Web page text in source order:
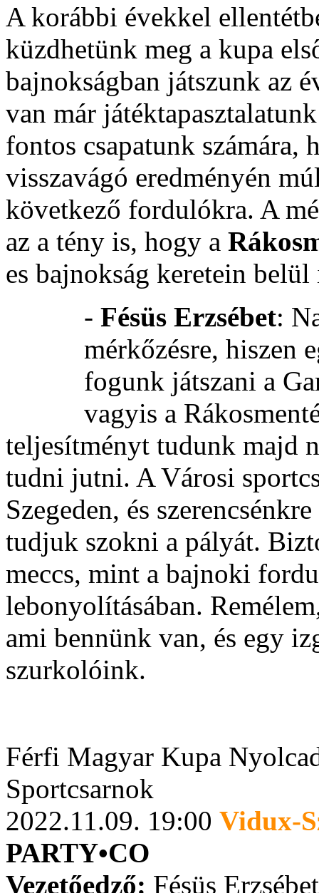
A korábbi évekkel
küzdhetünk meg a kupa
bajnokságban játszunk az
van már
fontos csapatunk számára,
visszavágó eredményén
következő fordulókra. A
az a tény is, hogy a
es bajnokság keretein
- Fésüs Erzsébet:
mérkőzésre, hiszen
fogunk játszani a
vagyis a
teljesítményt tudunk majd
tudni jutni. A Városi
Szegeden, és
tudjuk szokni a pályát.
meccs, mint a bajnoki
lebonyolításában.
ami bennünk van, és egy
szurkolóink.
Férfi Magyar Kupa
Sportcsarnok
2022.11.09. 19:00 Vidux-
PARTY•CO
Vezetőedző: Fésüs Erzsébet